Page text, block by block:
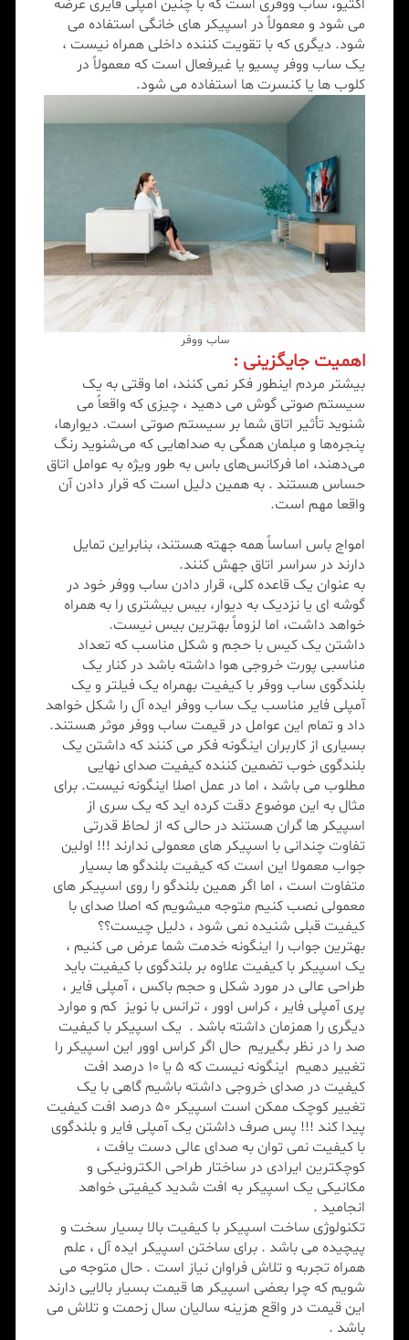
اکتیو، ساب ووفری است که با چنین آمپلی فایری عرضه
می شود و معمولاً در اسپیکر های خانگی استفاده می
شود. دیگری که با تقویت کننده داخلی همراه نیست ،
یک ساب ووفر پسیو یا غیرفعال است که معمولاً در
کلوب ها یا کنسرت ها استفاده می شود.
ساب ووفر
اهمیت جایگزینی :
بیشتر مردم اینطور فکر نمی کنند، اما وقتی به یک
سیستم صوتی گوش می دهید ، چیزی که واقعاً می
شنوید تأثیر اتاق شما بر سیستم صوتی است. دیوارها،
پنجره‌ها و مبلمان همگی به صداهایی که می‌شنوید رنگ
می‌دهند، اما فرکانس‌های باس به طور ویژه به عوامل اتاق
حساس هستند . به همین دلیل است که قرار دادن آن
واقعا مهم است.
امواج باس اساساً همه جهته هستند، بنابراین تمایل
دارند در سراسر اتاق جهش کنند.
به عنوان یک قاعده کلی، قرار دادن ساب ووفر خود در
گوشه ای یا نزدیک به دیوار، بیس بیشتری را به همراه
خواهد داشت، اما لزوماً بهترین بیس نیست.
داشتن یک کیس با حجم و شکل مناسب که تعداد
مناسبی پورت خروجی هوا داشته باشد در کنار یک
بلندگوی ساب ووفر با کیفیت بهمراه یک فیلتر و یک
آمپلی فایر مناسب یک ساب ووفر ایده آل را شکل خواهد
داد و تمام این عوامل در قیمت ساب ووفر موثر هستند.
بسیاری از کاربران اینگونه فکر می کنند که داشتن یک
بلندگوی خوب تضمین کننده کیفیت صدای نهایی
مطلوب می باشد ، اما در عمل اصلا اینگونه نیست. برای
مثال به این موضوع دقت کرده اید که یک سری از
اسپیکر ها گران هستند در حالی که از لحاظ قدرتی
تفاوت چندانی با اسپیکر های معمولی ندارند !!! اولین
جواب معمولا این است که کیفیت بلندگو ها بسیار
متفاوت است ، اما اگر همین بلندگو را روی اسپیکر های
معمولی نصب کنیم متوجه میشویم که اصلا صدای با
کیفیت قبلی شنیده نمی شود ، دلیل چیست؟؟
بهترین جواب را اینگونه خدمت شما عرض می کنیم ،
یک اسپیکر با کیفیت علاوه بر بلندگوی با کیفیت باید
طراحی عالی در مورد شکل و حجم باکس ، آمپلی فایر ،
پری آمپلی فایر ، کراس اوور ، ترانس با نویز کم و موارد
دیگری را همزمان داشته باشد . یک اسپیکر با کیفیت
صد را در نظر بگیریم حال اگر کراس اوور این اسپیکر را
تغییر دهیم اینگونه نیست که 5 یا 10 درصد افت
کیفیت در صدای خروجی داشته باشیم گاهی با یک
تغییر کوچک ممکن است اسپیکر 50 درصد افت کیفیت
پیدا کند !!! پس صرف داشتن یک آمپلی فایر و بلندگوی
با کیفیت نمی توان به صدای عالی دست یافت ،
کوچکترین ایرادی در ساختار طراحی الکترونیکی و
مکانیکی یک اسپیکر به افت شدید کیفیتی خواهد
انجامید .
تکنولوژی ساخت اسپیکر با کیفیت بالا بسیار سخت و
پیچیده می باشد . برای ساختن اسپیکر ایده آل ، علم
همراه تجربه و تلاش فراوان نیاز است . حال متوجه می
شویم که چرا بعضی اسپیکر ها قیمت بسیار بالایی دارند
این قیمت در واقع هزینه سالیان سال زحمت و تلاش می
باشد .